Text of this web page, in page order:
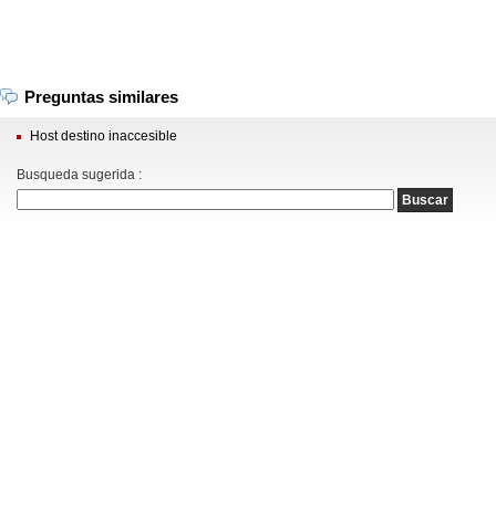
Preguntas similares
Host destino inaccesible
Busqueda sugerida :